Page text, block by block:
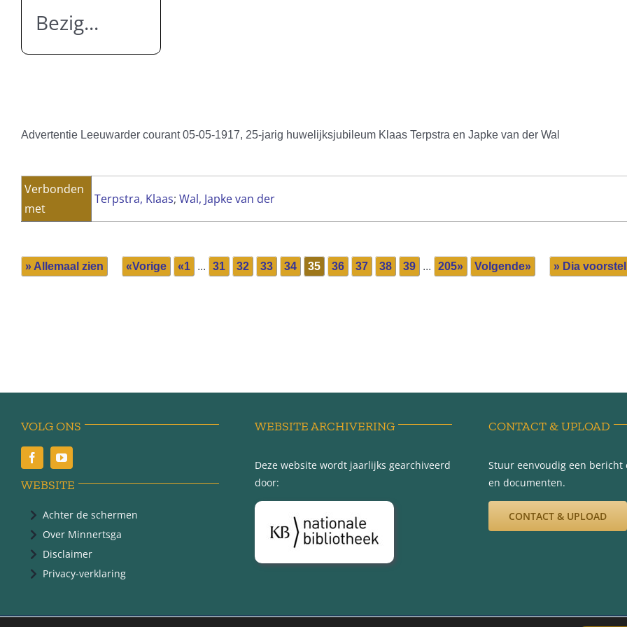
Bezig...
Advertentie Leeuwarder courant 05-05-1917, 25-jarig huwelijksjubileum Klaas Terpstra en Japke van der Wal
Verbonden
met
Terpstra, Klaas; Wal, Japke van der
» Allemaal zien «Vorige «1 ... 31 32 33 34 35 36 37 38 39 ... 205» Volgende» » Dia
VOLG ONS
WEBSITE
Achter de schermen
Over Minnertsga
Disclaimer
Privacy-verklaring
WEBSITE ARCHIVERING
Deze website wordt jaarlijks gearchiveerd
door:
CONTACT & UPLOAD
Stuur eenvoudig een bericht
en documenten.
CONTACT & UPLOAD